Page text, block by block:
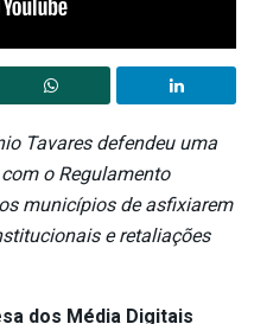
Tavares defendeu uma
o Regulamento
municípios de asfixiarem
e retaliações
dos Média Digitais